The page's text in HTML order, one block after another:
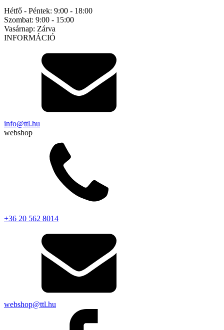
Hétfő - Péntek: 9:00 - 18:00
Szombat: 9:00 - 15:00
Vasárnap: Zárva
INFORMÁCIÓ
info@ttl.hu
webshop
+36 20 562 8014
webshop@ttl.hu